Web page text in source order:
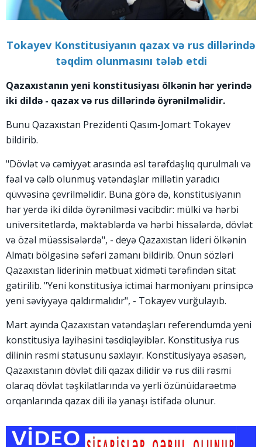
Tokayev Konstitusiyanın qazax və rus dillərində
təqdim olunmasını tələb etdi
Qazaxıstanın yeni konstitusiyası ölkənin hər yerində
iki dildə - qazax və rus dillərində öyrənilməlidir.
Bunu Qazaxıstan Prezidenti Qasım-Jomart Tokayev
bildirib.
"Dövlət və cəmiyyət arasında əsl tərəfdaşlıq qurulmalı və
fəal və cəlb olunmuş vətəndaşlar millətin yaradıcı
qüvvəsinə çevrilməlidir. Buna görə də, konstitusiyanın
hər yerdə iki dildə öyrənilməsi vacibdir: mülki və hərbi
universitetlərdə, məktəblərdə və hərbi hissələrdə, dövlət
və özəl müəssisələrdə", - deyə Qazaxıstan lideri ölkənin
Almatı bölgəsinə səfəri zamanı bildirib. Onun sözləri
Qazaxıstan liderinin mətbuat xidməti tərəfindən sitat
gətirilib. "Yeni konstitusiya ictimai harmoniyanı prinsipcə
yeni səviyyəyə qaldırmalıdır", - Tokayev vurğulayıb.
Mart ayında Qazaxıstan vətəndaşları referendumda yeni
konstitusiya layihəsini təsdiqləyiblər. Konstitusiya rus
dilinin rəsmi statusunu saxlayır. Konstitusiyaya əsasən,
Qazaxıstanın dövlət dili qazax dilidir və rus dili rəsmi
olaraq dövlət təşkilatlarında və yerli özünüidarəetmə
orqanlarında qazax dili ilə yanaşı istifadə olunur.